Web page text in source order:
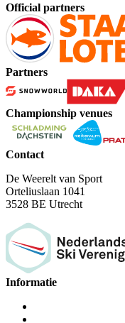
Official partners
Partners
Championship venues
Contact
De Weerelt van Sport
Orteliuslaan 1041
3528 BE Utrecht
Informatie